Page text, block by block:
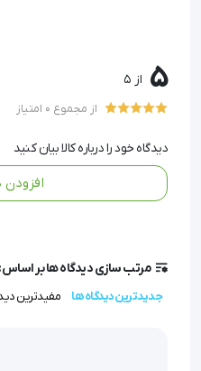
لاتکس، امکان حرکت آزادانه و
می‌کند.
دستکش یکبار مصرف را برای
• مناسب برای انواع استفاده:
5 از 5
از مجموع 0 امتیاز
دیدگاه خود را درباره کالا بیان کنید
افزودن
مرتب سازی دیدگاه ها بر اساس:
جدیدترین دیدگاه ها مفیدترین